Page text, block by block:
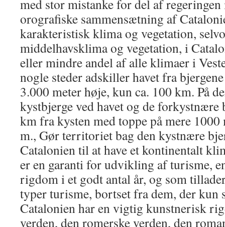
med stor mistanke for del af
orografiske sammensætning af
karakteristisk klima og vegetation,
middelhavsklima og vegetation, i
eller mindre andel af alle klimaer i
nogle steder adskiller havet fra
3.000 meter høje, kun ca. 100 km. På
kystbjerge ved havet og de forkystnære
km fra kysten med toppe på mere
m., Gør territoriet bag den kystnære
Catalonien til at have et kontinentalt
er en garanti for udvikling af turisme,
rigdom i et godt antal år, og som
typer turisme, bortset fra dem, der kun
Catalonien har en vigtig kunstnerisk
verden, den romerske verden, den